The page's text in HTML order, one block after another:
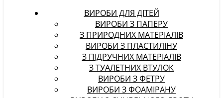
ВИРОБИ ДЛЯ ДІТЕЙ
ВИРОБИ З ПАПЕРУ
З ПРИРОДНИХ МАТЕРІАЛІВ
ВИРОБИ З ПЛАСТИЛІНУ
З ПІДРУЧНИХ МАТЕРІАЛІВ
З ТУАЛЕТНИХ ВТУЛОК
ВИРОБИ З ФЕТРУ
ВИРОБИ З ФОАМІРАНУ